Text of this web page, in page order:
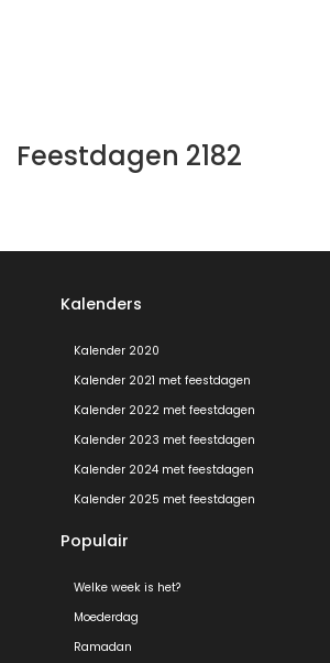
Feestdagen 2182
Kalenders
Kalender 2020
Kalender 2021 met feestdagen
Kalender 2022 met feestdagen
Kalender 2023 met feestdagen
Kalender 2024 met feestdagen
Kalender 2025 met feestdagen
Populair
Welke week is het?
Moederdag
Ramadan